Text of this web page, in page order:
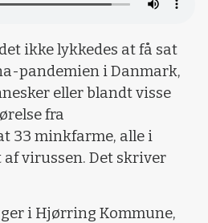
ikke lykkedes at få sat
pandemien i Danmark,
eller blandt visse
fra
33 minkfarme, alle i
virussen. Det skriver
i Hjørring Kommune,